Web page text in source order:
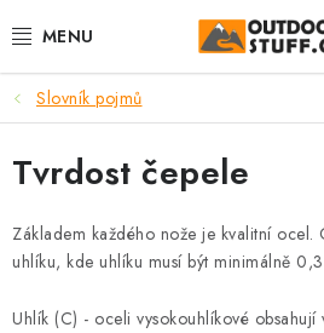
na
🏕️VÝPRODEJ
CAMPING A TURISTIKA
VAŘIČE A NÁDOBÍ
Slovník pojmů
Tvrdost čepele
Základem každého nože je kvalitní ocel.
uhlíku, kde uhlíku musí být minimálně
Uhlík (C) - oceli vysokouhlíkové